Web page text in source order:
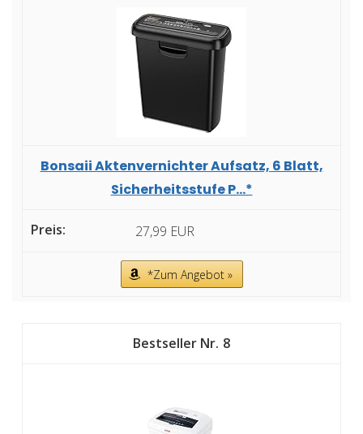
Bonsaii Aktenvernichter Aufsatz, 6 Blatt,
Sicherheitsstufe P...*
27,99 EUR
*Zum Angebot »
8